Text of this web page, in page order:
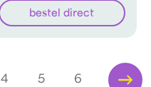
bestel direct
4 5 6